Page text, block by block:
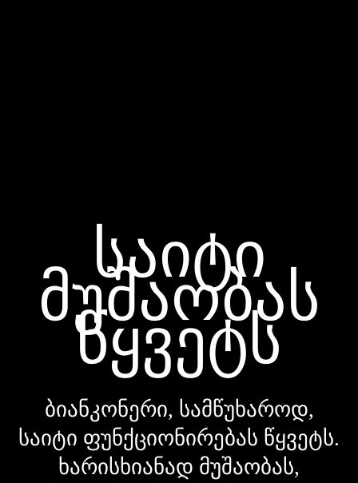
საიტი
მუშაობას
წყვეტს
ბიანკონერი, სამწუხაროდ,
საიტი ფუნქციონირებას წყვეტს.
ხარისხიანად მუშაობას,